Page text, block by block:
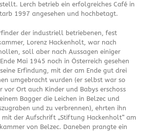
Lerch betrieb ein erfolgreiches Café in
1997 angesehen und hochbetagt.
der industriell betriebenen, fest
Lorenz Hackenholt, war nach
soll aber nach Aussagen einiger
Mai 1945 noch in Österreich gesehen
Erfindung, mit der am Ende gut drei
umgebracht wurden (er selbst war so
vor Ort auch Kinder und Babys erschoss
Bagger die Leichen in Belzec und
und zu verbrennen), ehrten ihn
mit der Aufschrift „Stiftung Hackenholt“ am
von Belzec. Daneben prangte ein